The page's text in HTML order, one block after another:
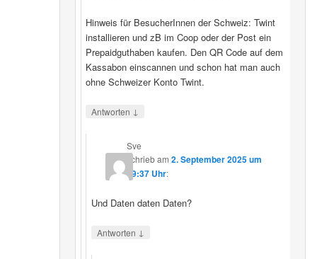
Hinweis für BesucherInnen der Schweiz: Twint
installieren und zB im Coop oder der Post ein
Prepaidguthaben kaufen. Den QR Code auf dem
Kassabon einscannen und schon hat man auch
ohne Schweizer Konto Twint.
Antworten ↓
Sve
schriebam 2. September 2025 um
19:37 Uhr:
Und Daten daten Daten?
Antworten ↓